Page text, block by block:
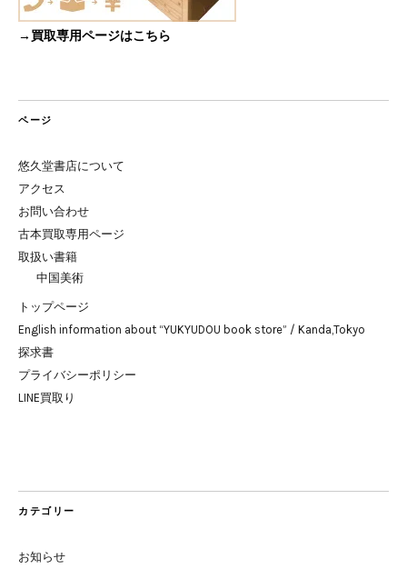
→買取専用ページはこちら
ページ
悠久堂書店について
アクセス
お問い合わせ
古本買取専用ページ
取扱い書籍
中国美術
トップページ
English information about “YUKYUDOU book store” / Kanda,Tokyo
探求書
プライバシーポリシー
LINE買取り
カテゴリー
お知らせ